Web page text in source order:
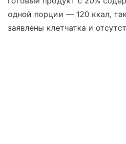
одной порции — 120 ккал,
заявлены клетчатка и